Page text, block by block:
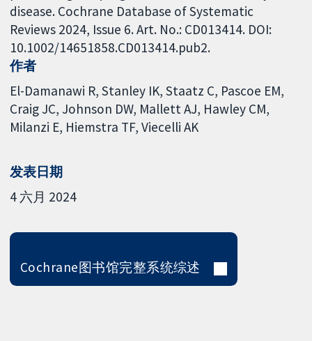
disease. Cochrane Database of Systematic
Reviews 2024, Issue 6. Art. No.: CD013414. DOI:
10.1002/14651858.CD013414.pub2.
作者
El-Damanawi R Stanley IK Staatz C Pascoe EM
Craig JC Johnson DW Mallett AJ Hawley CM
Milanzi E Hiemstra TF Viecelli AK
发表日期
4 六月 2024
Cochrane图书馆完整系统综述